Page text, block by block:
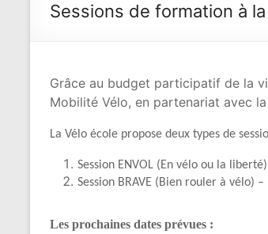
Promouvoir
moyen
de
à
part
entière
Sessions de formation à
Grâce au budget participatif de la
Mobilité Vélo, en partenariat avec la
La Vélo école propose deux types de
Session ENVOL (En vélo ou la
Session BRAVE (Bien rouler à vélo)
Les prochaines dates prévues :